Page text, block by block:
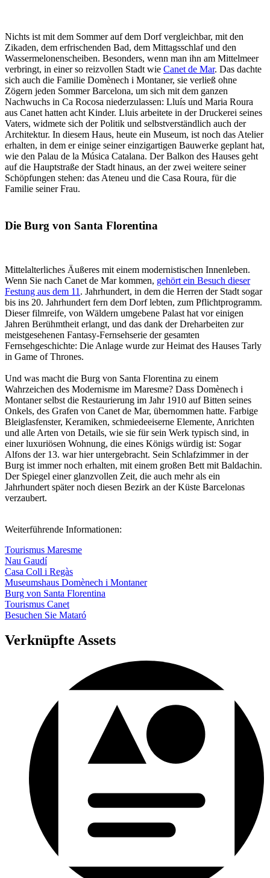
Nichts ist mit dem Sommer auf dem Dorf vergleichbar, mit den
Zikaden, dem erfrischenden Bad, dem Mittagsschlaf und den
Wassermelonenscheiben. Besonders, wenn man ihn am Mittelmeer
verbringt, in einer so reizvollen Stadt wie Canet de Mar. Das dachte
sich auch die Familie Domènech i Montaner, sie verließ ohne
Zögern jeden Sommer Barcelona, um sich mit dem ganzen
Nachwuchs in Ca Rocosa niederzulassen: Lluís und Maria Roura
aus Canet hatten acht Kinder. Lluis arbeitete in der Druckerei seines
Vaters, widmete sich der Politik und selbstverständlich auch der
Architektur. In diesem Haus, heute ein Museum, ist noch das Atelier
erhalten, in dem er einige seiner einzigartigen Bauwerke geplant hat,
wie den Palau de la Música Catalana. Der Balkon des Hauses geht
auf die Hauptstraße der Stadt hinaus, an der zwei weitere seiner
Schöpfungen stehen: das Ateneu und die Casa Roura, für die
Familie seiner Frau.
Die Burg von Santa Florentina
Mittelalterliches Äußeres mit einem modernistischen Innenleben.
Wenn Sie nach Canet de Mar kommen, gehört ein Besuch dieser
Festung aus dem 11 . Jahrhundert, in dem die Herren der Stadt sogar
bis ins 20. Jahrhundert fern dem Dorf lebten, zum Pflichtprogramm.
Dieser filmreife, von Wäldern umgebene Palast hat vor einigen
Jahren Berühmtheit erlangt, und das dank der Dreharbeiten zur
meistgesehenen Fantasy-Fernsehserie der gesamten
Fernsehgeschichte: Die Anlage wurde zur Heimat des Hauses Tarly
in Game of Thrones.
Und was macht die Burg von Santa Florentina zu einem
Wahrzeichen des Modernisme im Maresme? Dass Domènech i
Montaner selbst die Restaurierung im Jahr 1910 auf Bitten seines
Onkels, des Grafen von Canet de Mar, übernommen hatte. Farbige
Bleiglasfenster, Keramiken, schmiedeeiserne Elemente, Anrichten
und alle Arten von Details, wie sie für sein Werk typisch sind, in
einer luxuriösen Wohnung, die eines Königs würdig ist: Sogar
Alfons der 13. war hier untergebracht. Sein Schlafzimmer in der
Burg ist immer noch erhalten, mit einem großen Bett mit Baldachin.
Der Spiegel einer glanzvollen Zeit, die auch mehr als ein
Jahrhundert später noch diesen Bezirk an der Küste Barcelonas
verzaubert.
Weiterführende Informationen:
Tourismus Maresme
Nau Gaudí
Casa Coll i Regàs
Museumshaus Domènech i Montaner
Burg von Santa Florentina
Tourismus Canet
Besuchen Sie Mataró
Verknüpfte Assets